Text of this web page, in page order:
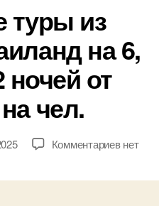
из
на 6,
ночей от
чел.
Комментариевк
нет